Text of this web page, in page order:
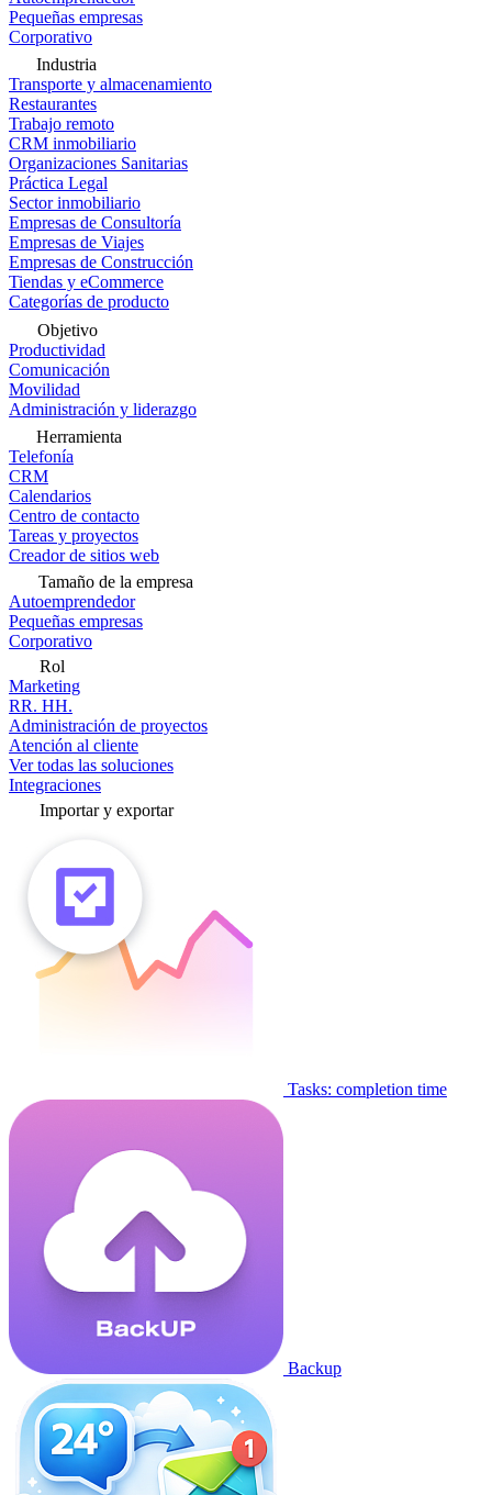
Pequeñas empresas
Corporativo
Industria
Transporte y almacenamiento
Restaurantes
Trabajo remoto
CRM inmobiliario
Organizaciones Sanitarias
Práctica Legal
Sector inmobiliario
Empresas de Consultoría
Empresas de Viajes
Empresas de Construcción
Tiendas y eCommerce
Categorías de producto
Objetivo
Productividad
Comunicación
Movilidad
Administración y liderazgo
Herramienta
Telefonía
CRM
Calendarios
Centro de contacto
Tareas y proyectos
Creador de sitios web
Tamaño de la empresa
Autoemprendedor
Pequeñas empresas
Corporativo
Rol
Marketing
RR. HH.
Administración de proyectos
Atención al cliente
Ver todas las soluciones
Integraciones
Importar y exportar
Tasks: completion time
Backup